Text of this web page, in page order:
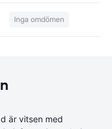
Inga omdömen
är vitsen med